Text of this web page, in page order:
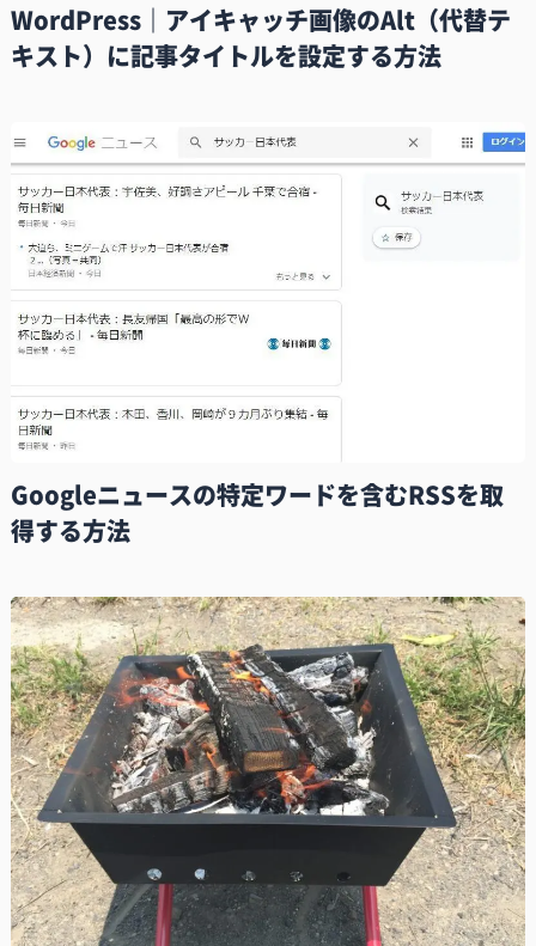
WordPress｜アイキャッチ画像のAlt（代替テ
キスト）に記事タイトルを設定する方法
Googleニュースの特定ワードを含むRSSを取
得する方法